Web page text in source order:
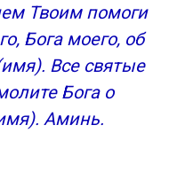
Твоим помоги
Бога моего, об
Все святые
Бога о
Аминь.